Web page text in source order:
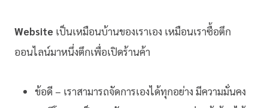
Website เป็นเหมือนบ้านของเราเอง เหมือนเราซื้อตึก
ออนไลน์มาหนึ่งตึกเพื่อเปิดร้านค้า
ข้อดี – เราสามารถจัดการเองได้ทุกอย่าง มีความมั่นคง